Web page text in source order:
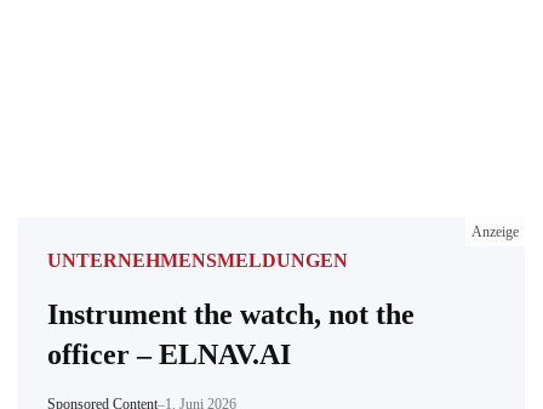
Anzeige
UNTERNEHMENSMELDUNGEN
Instrument the watch, not the
officer – ELNAV.AI
Sponsored Content–1. Juni 2026